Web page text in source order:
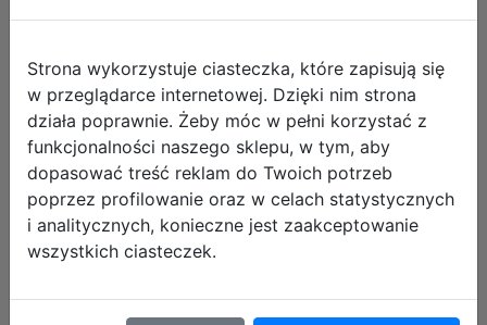
31,27 zł
DO KOSZYKA
Strona wykorzystuje ciasteczka, które zapisują się
w przeglądarce internetowej. Dzięki nim strona
działa poprawnie. Żeby móc w pełni korzystać z
funkcjonalności naszego sklepu, w tym, aby
dopasować treść reklam do Twoich potrzeb
poprzez profilowanie oraz w celach statystycznych
i analitycznych, konieczne jest zaakceptowanie
wszystkich ciasteczek.